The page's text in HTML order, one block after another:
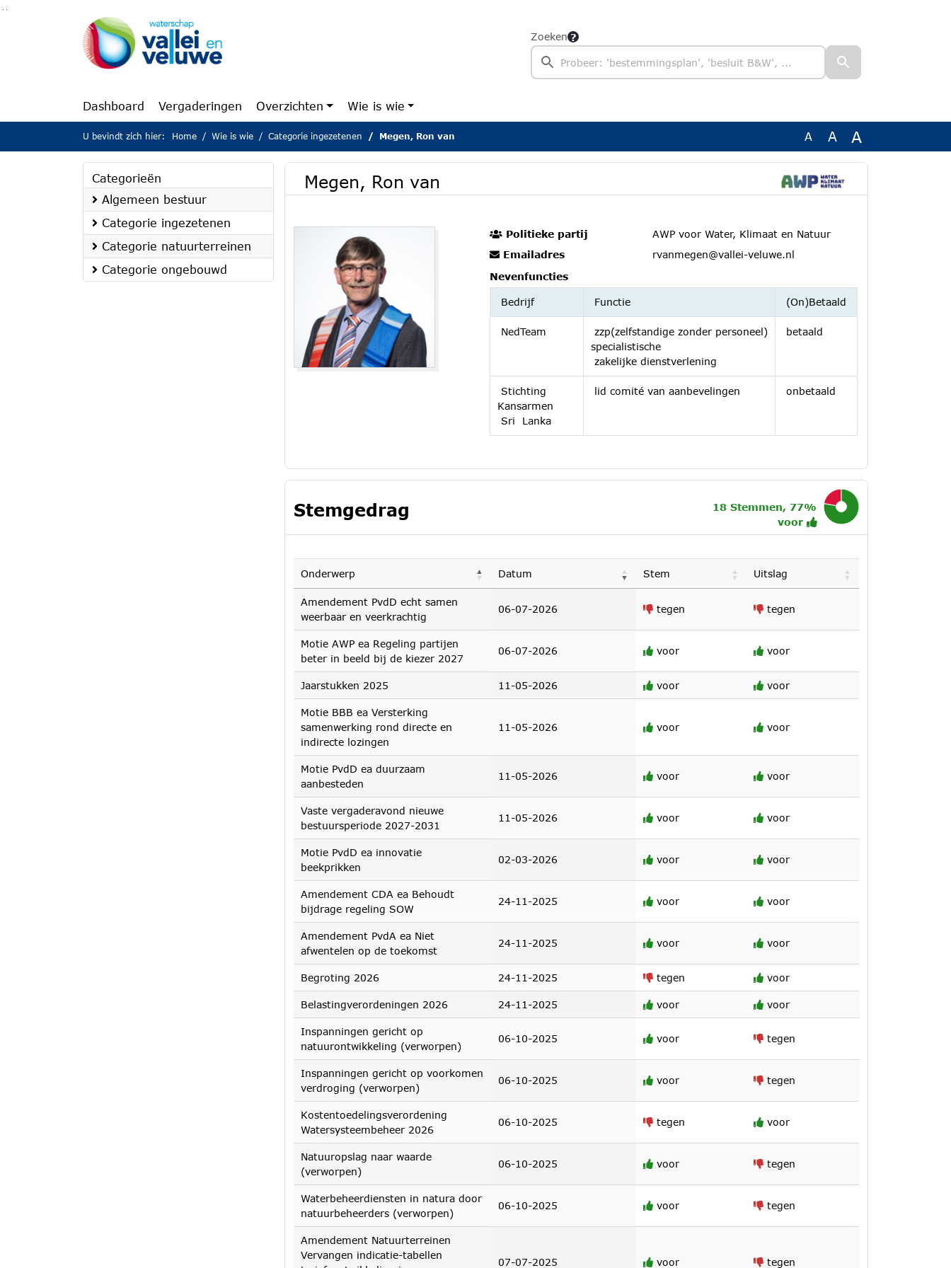
Ga naar de inhoud van deze pagina
Ga naar het zoeken
Ga naar het menu
Zoeken
Dashboard Vergaderingen Overzichten Wie is wie
U bevindt zich hier: Home Wie is wie Categorie ingezetenen Megen, Ron van A A A
Categorieën
Algemeen bestuur
Categorie ingezetenen
Categorie natuurterreinen
Categorie ongebouwd
Megen, Ron van
Politieke partij
AWP voor Water, Klimaat en Natuur
Emailadres
rvanmegen@vallei-veluwe.nl
Nevenfuncties
Bedrijf Functie (On)Betaald
NedTeam
zzp(zelfstandige zonder personeel)
specialistische
zakelijke dienstverlening
betaald
Stichting
Kansarmen
Sri Lanka
lid comité van aanbevelingen onbetaald
Stemgedrag
18 Stemmen, 77%
voor
77.8%
Onderwerp Datum Stem Uitslag
Amendement PvdD echt samen
weerbaar en veerkrachtig
06-07-2026 tegen tegen
Motie AWP ea Regeling partijen
beter in beeld bij de kiezer 2027
06-07-2026 voor voor
Jaarstukken 2025 11-05-2026 voor voor
Motie BBB ea Versterking
samenwerking rond directe en
indirecte lozingen
11-05-2026 voor voor
Motie PvdD ea duurzaam
aanbesteden
11-05-2026 voor voor
Vaste vergaderavond nieuwe
bestuursperiode 2027-2031
11-05-2026 voor voor
Motie PvdD ea innovatie
beekprikken
02-03-2026 voor voor
Amendement CDA ea Behoudt
bijdrage regeling SOW
24-11-2025 voor voor
Amendement PvdA ea Niet
afwentelen op de toekomst
24-11-2025 voor voor
Begroting 2026 24-11-2025 tegen voor
Belastingverordeningen 2026 24-11-2025 voor voor
Inspanningen gericht op
natuurontwikkeling (verworpen)
06-10-2025 voor tegen
Inspanningen gericht op voorkomen
verdroging (verworpen)
06-10-2025 voor tegen
Kostentoedelingsverordening
Watersysteembeheer 2026
06-10-2025 tegen voor
Natuuropslag naar waarde
(verworpen)
06-10-2025 voor tegen
Waterbeheerdiensten in natura door
natuurbeheerders (verworpen)
06-10-2025 voor tegen
Amendement Natuurterreinen
Vervangen indicatie-tabellen
07-07-2025 voor tegen